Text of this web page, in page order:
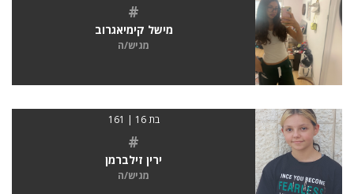
#
מישל קימיאגרוב
מגיש/ה
בת 16 | 161
#
ירין זילברמן
מגיש/ה